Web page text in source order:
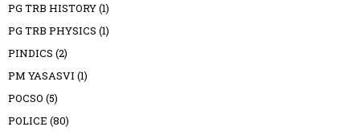
PG TRB HISTORY(1)
PG TRB PHYSICS (1)
PINDICS (2)
PM YASASVI (1)
POCSO (5)
POLICE (80)